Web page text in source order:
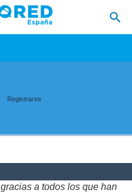
Registrarse
a todos los que han